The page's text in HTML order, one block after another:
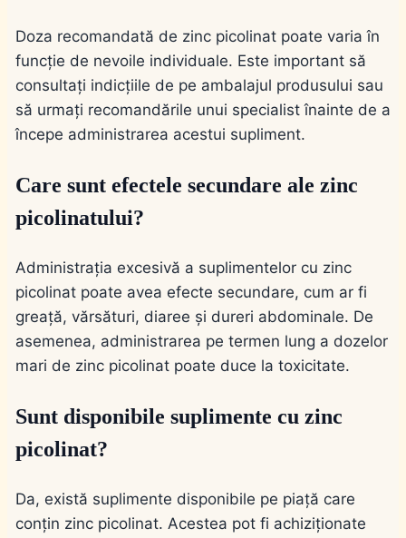
Doza recomandată de zinc picolinat poate varia în
funcție de nevoile individuale. Este important să
consultați indicțiile de pe ambalajul produsului sau
să urmați recomandările unui specialist înainte de a
începe administrarea acestui supliment.
Care sunt efectele secundare ale zinc
picolinatului?
Administrația excesivă a suplimentelor cu zinc
picolinat poate avea efecte secundare, cum ar fi
greață, vărsături, diaree și dureri abdominale. De
asemenea, administrarea pe termen lung a dozelor
mari de zinc picolinat poate duce la toxicitate.
Sunt disponibile suplimente cu zinc
picolinat?
Da, există suplimente disponibile pe piață care
conțin zinc picolinat. Acestea pot fi achiziționate